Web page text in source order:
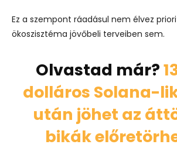
Ez a szempont ráadásul nem élvez
ökoszisztéma jövőbeli terveiben sem.
Olvastad már?
dolláros Solana-
után jöhet az
bikák